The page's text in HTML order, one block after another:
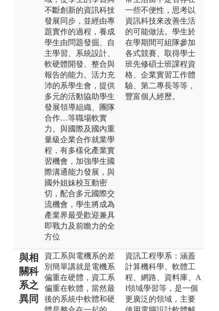
不斷創新的資訊科技
發展同步，並經由專
題實作的過程，養成
學生由問題發掘、自
主學習、系統設計、
軟硬體開發、整合與
報告的能力。活力充
沛的系學生會，提供
多元的活動協助學生
發展領導組織、團隊
合作…等職場軟實
力。與國際及國內重
量級企業合作就業學
程，有多樣化產業實
習機會，加強學生國
際溝通能力發展，與
國外姐妹校互動密
切，配合多元國際交
流機會，學生將成為
產業界最受歡迎兼具
即戰力及前瞻力的全
方位
一些不便性，思考以
資訊科技來改善生活
的可能做法。學生於
在學期間可組隊參加
各式競賽、取得學士
班先修碩士班課程資
格、企業實習工作體
驗、第二專長等等，
豐富個人經歷。
與相
關科
系之
異同
資工系與電機系的差
別簡單講就是電機系
偏重在硬體，資工系
偏重在軟體，當然最
後的系統中軟體和硬
資訊工程學系：涵蓋
計算機科學、軟體工
程、網路、資料庫、A
I領域學習等，是一個
更廣泛的領域，主要